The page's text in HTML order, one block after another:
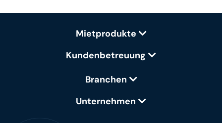
Mietprodukte
Kundenbetreuung
Branchen
Unternehmen